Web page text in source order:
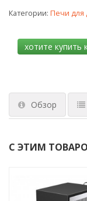
Категории: Печи для
Обзор
С ЭТИМ